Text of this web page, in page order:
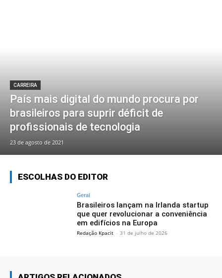
CARREIRA
País mais digital do mundo procura por
brasileiros para suprir déficit de
profissionais de tecnologia
23 de agosto de 2021
ESCOLHAS DO EDITOR
Geral
Brasileiros lançam na Irlanda startup
que quer revolucionar a conveniência
em edifícios na Europa
Redação Kpacit - 31 de julho de 2026